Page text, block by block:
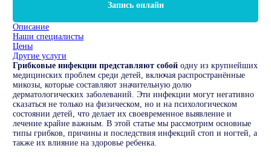
Запись онлайн
Описание
Наши специалисты
Цены
Другие услуги
Грибковые инфекции представляют собой одну из крупнейших
медицинских проблем среди детей, включая распространённые
микозы, которые составляют значительную долю
дерматологических заболеваний. Эти инфекции могут негативно
сказаться не только на физическом, но и на психологическом
состоянии детей, что делает их своевременное выявление и
лечение крайне важным. В этой статье мы рассмотрим основные
типы грибков, причины и последствия инфекций стоп и ногтей, а
также их влияние на здоровье ребенка.